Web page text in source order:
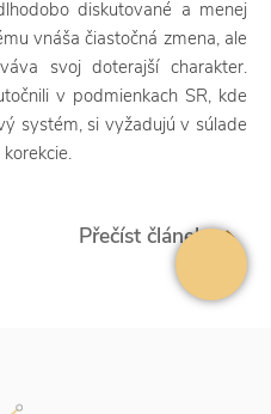
diskutované a menej
vnáša čiastočná zmena, ale
svoj doterajší charakter.
v podmienkach SR, kde
systém, si vyžadujú v súlade
Přečíst článek